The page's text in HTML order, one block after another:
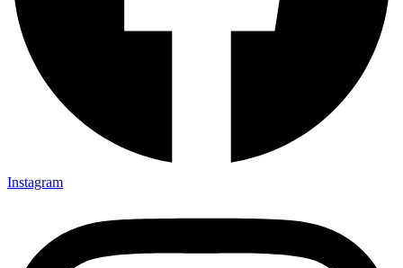
Instagram